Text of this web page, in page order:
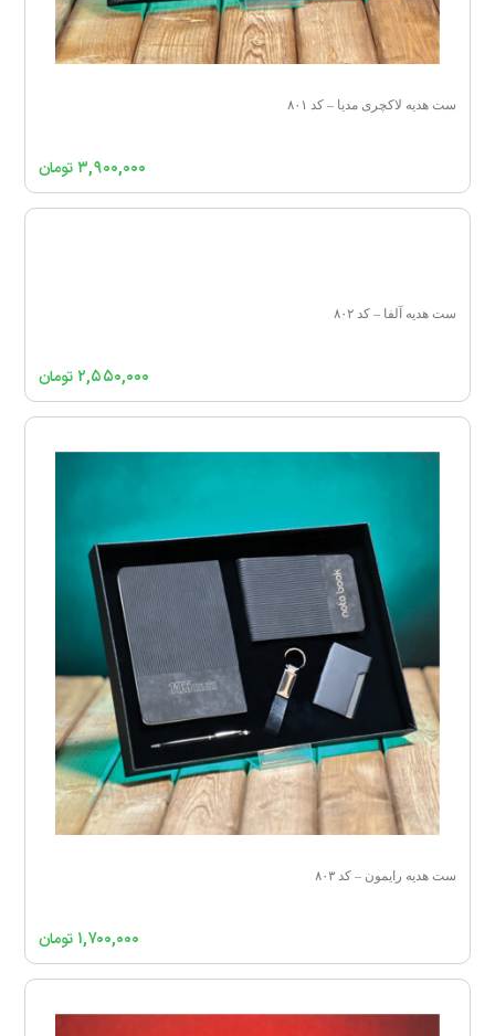
ست هدیه لاکچری مدیا – کد ۸۰۱
۳,۹۰۰,۰۰۰تومان
ست هدیه آلفا – کد ۸۰۲
۲,۵۵۰,۰۰۰تومان
ست هدیه رایمون – کد ۸۰۳
۱,۷۰۰,۰۰۰ تومان